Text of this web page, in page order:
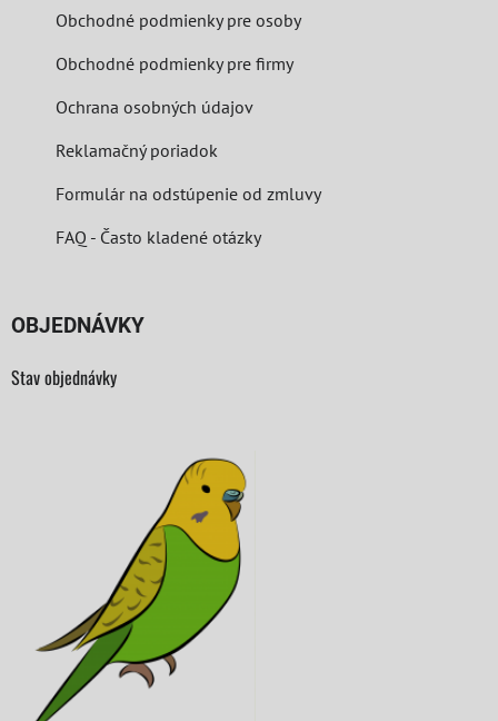
Obchodné podmienky pre osoby
Obchodné podmienky pre firmy
Ochrana osobných údajov
Reklamačný poriadok
Formulár na odstúpenie od zmluvy
FAQ - Často kladené otázky
OBJEDNÁVKY
Stav objednávky